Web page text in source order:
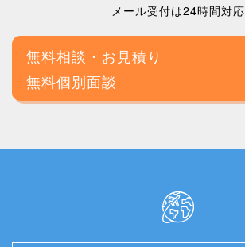
メール受付は24時間対応
無料相談・お見積り
無料個別面談